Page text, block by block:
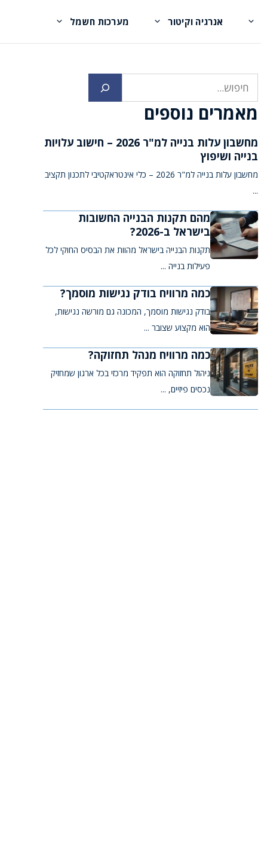
אנרגיה וקיטור מערכות חשמל
מאמרים נוספים
מחשבון עלות בנייה למ"ר 2026 – חישוב עלויות
בנייה ושיפוץ
מחשבון עלות בנייה למ"ר 2026 – כלי אינטראקטיבי לתכנון תקציב
...
מהם תקנות הבנייה החשובות
בישראל ב-2026?
תקנות הבנייה בישראל מהוות את הבסיס החוקי לכל
פעילות בנייה ...
כמה מרוויח בודק נגישות מוסמך?
בודק נגישות מוסמך, המכונה גם מורשה נגישות,
הוא מקצוע שצובר ...
כמה מרוויח מנהל תחזוקה?
ניהול תחזוקה הוא תפקיד מרכזי בכל ארגון שמחזיק
נכסים פיזיים, ...